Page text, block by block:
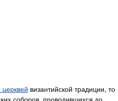
византийской традиции, то
соборов, проводившихся до